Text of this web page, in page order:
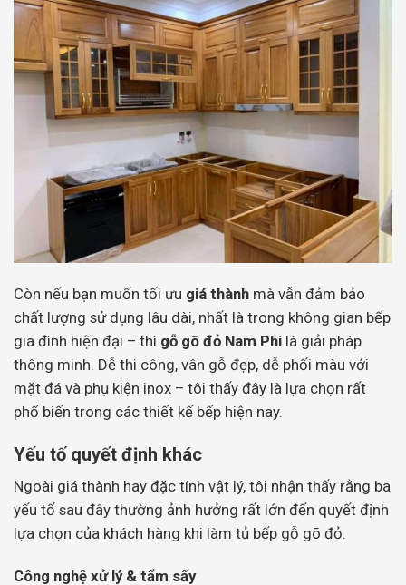
Còn nếu bạn muốn tối ưu giá thành mà vẫn đảm bảo
chất lượng sử dụng lâu dài, nhất là trong không gian bếp
gia đình hiện đại – thì gỗ gõ đỏ Nam Phi là giải pháp
thông minh. Dễ thi công, vân gỗ đẹp, dễ phối màu với
mặt đá và phụ kiện inox – tôi thấy đây là lựa chọn rất
phổ biến trong các thiết kế bếp hiện nay.
Yếu tố quyết định khác
Ngoài giá thành hay đặc tính vật lý, tôi nhận thấy rằng ba
yếu tố sau đây thường ảnh hưởng rất lớn đến quyết định
lựa chọn của khách hàng khi làm tủ bếp gỗ gõ đỏ.
Công nghệ xử lý & tẩm sấy